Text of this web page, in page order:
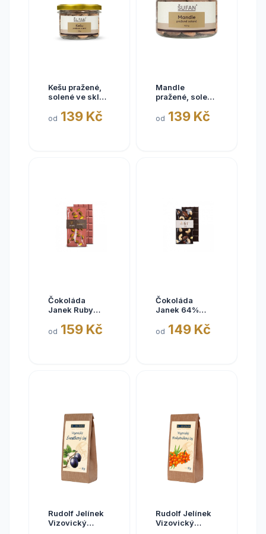
Kešu pražené,
solené ve skle,
od 139 Kč
Mandle
pražené, solené
Šufan
od 139 Kč
Čokoláda
Janek Ruby
pistáciemi,
od 159 Kč
Čokoláda
Janek 64%
„JANKOVA
od 149 Kč
Rudolf Jelínek
Vizovický
Rudolf Jelínek
Vizovický